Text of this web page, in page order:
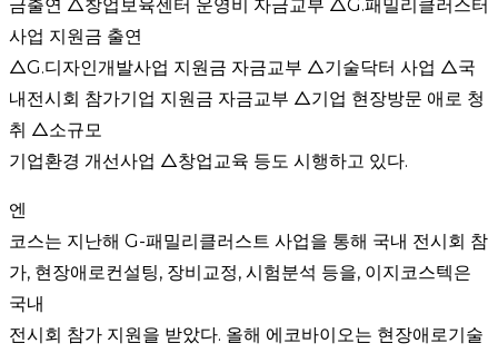
금출연 △창업보육센터 운영비 자금교부 △G.패밀리클러스터
사업 지원금 출연
△G.디자인개발사업 지원금 자금교부 △기술닥터 사업 △국
내전시회 참가기업 지원금 자금교부 △기업 현장방문 애로 청
취 △소규모
기업환경 개선사업 △창업교육 등도 시행하고 있다.
엔
코스는 지난해 G-패밀리클러스트 사업을 통해 국내 전시회 참
가, 현장애로컨설팅, 장비교정, 시험분석 등을, 이지코스텍은
국내
전시회 참가 지원을 받았다. 올해 에코바이오는 현장애로기술